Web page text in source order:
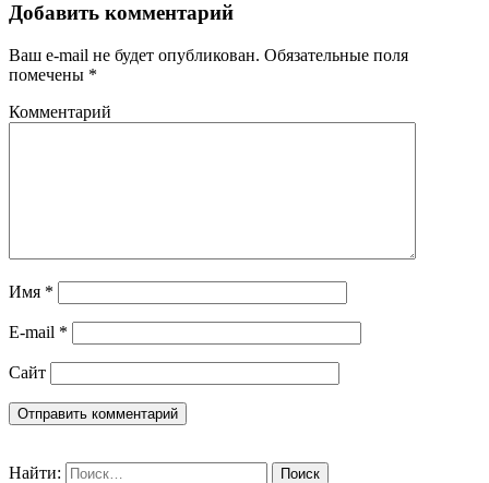
Добавить комментарий
Ваш e-mail не будет опубликован. Обязательные поля
помечены *
Комментарий
Имя *
E-mail *
Сайт
Найти: